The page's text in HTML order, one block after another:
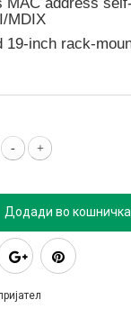
MDIX
19-inch rack-
Додади во кошничка